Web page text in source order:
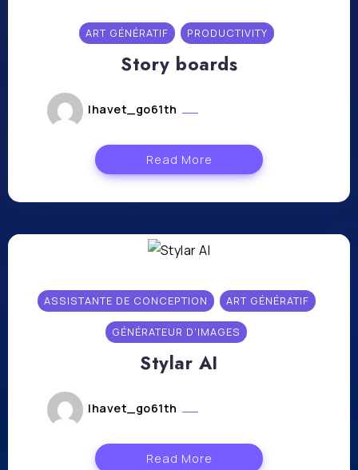
ART GÉNÉRATIF PRODUCTIVITY
Story boards
lhavet_go61th
Read More
ASSISTANTE DE CONCEPTION ART GÉNÉRATIF
GÉNÉRATEUR D'IMAGES
Stylar AI
lhavet_go61th
Read More